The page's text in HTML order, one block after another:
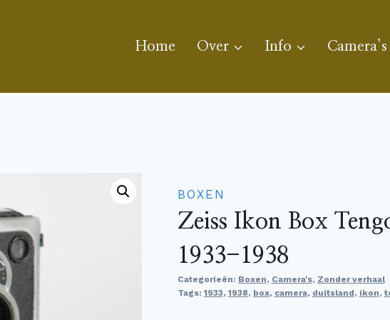
Home Over Info Camera’s
BOXEN
Zeiss Ikon Box
1933-1938
Categorieën: Boxen, Camera's, Zonder verhaal
Tags: 1933, 1938, box, camera, duitsland, ikon,